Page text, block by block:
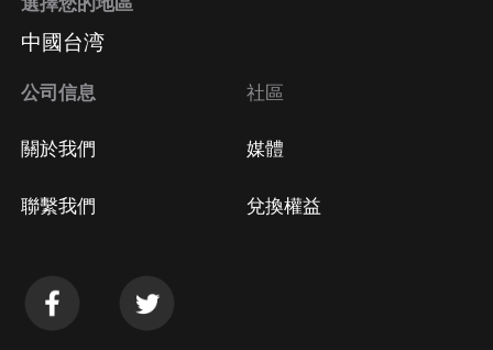
中國台湾
公司信息
關於我們
聯繫我們
社區
媒體
兌換權益